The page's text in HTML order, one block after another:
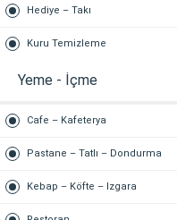
Hediye – Takı
Kuru Temizleme
Yeme - İçme
Cafe – Kafeterya
Pastane – Tatlı – Dondurma
Kebap – Köfte – Izgara